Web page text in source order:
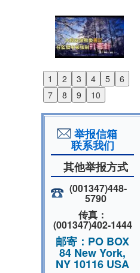
1 2 3 4 5
6
7
8 9 10
Previous
Next
举报信箱
联系我们
其他举报方式
(001347)448-
5790
传真：
(001347)402-1444
邮寄：PO BOX
84 New York,
NY 10116 USA